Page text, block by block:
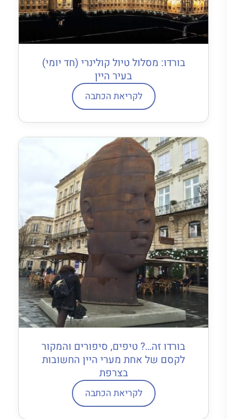
בורדו: מסלול טיול קולינרי (חד יומי)
בעיר היין
לקריאת הכתבה
בורדו זה…? טיפים, סיפורים והמקור
לקסם של אחת מערי היין החשובות
בצרפת
לקריאת הכתבה